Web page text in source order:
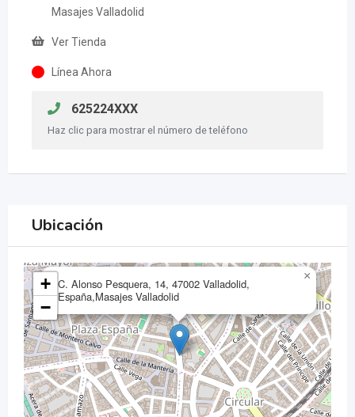
Masajes Valladolid
Ver Tienda
Línea Ahora
625224XXX
Haz clic para mostrar el número de teléfono
Ubicación
C. Alonso Pesquera, 14, 47002 Valladolid,
España,Masajes Valladolid
×
+
−